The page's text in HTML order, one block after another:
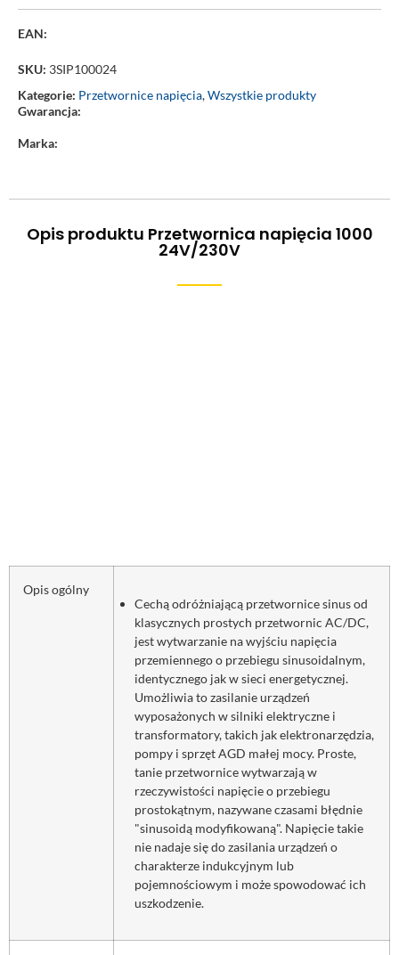
EAN:
SKU: 3SIP100024
Kategorie: Przetwornice napięcia,Wszystkie produkty
Gwarancja:
Marka:
Opis produktu Przetwornica napięcia 1000
24V/230V
Opis ogólny
Cechą odróżniającą przetwornice sinus od
klasycznych prostych przetwornic AC/DC,
jest wytwarzanie na wyjściu napięcia
przemiennego o przebiegu sinusoidalnym,
identycznego jak w sieci energetycznej.
Umożliwia to zasilanie urządzeń
wyposażonych w silniki elektryczne i
transformatory, takich jak elektronarzędzia,
pompy i sprzęt AGD małej mocy. Proste,
tanie przetwornice wytwarzają w
rzeczywistości napięcie o przebiegu
prostokątnym, nazywane czasami błędnie
"sinusoidą modyfikowaną". Napięcie takie
nie nadaje się do zasilania urządzeń o
charakterze indukcyjnym lub
pojemnościowym i może spowodować ich
uszkodzenie.